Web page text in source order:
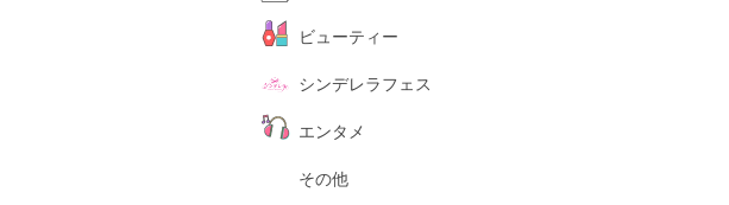
ビューティー
シンデレラフェス
エンタメ
その他